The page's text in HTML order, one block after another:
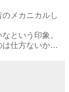
メカニカルし
という印象。
は仕方ないか…